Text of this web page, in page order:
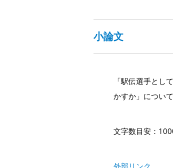
小論文
「駅伝選手とし
かすか」につい
文字数目安：
外部リンク